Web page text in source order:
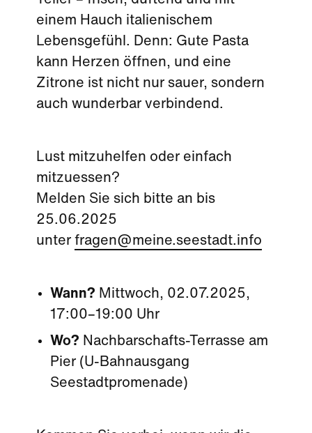
einem Hauch italienischem
Lebensgefühl. Denn: Gute Pasta
kann Herzen öffnen, und eine
Zitrone ist nicht nur sauer, sondern
auch wunderbar verbindend.
Lust mitzuhelfen oder einfach
mitzuessen?
Melden Sie sich bitte an bis
25.06.2025
unter fragen@meine.seestadt.info
Wann? Mittwoch, 02.07.2025,
17:00–19:00 Uhr
Wo? Nachbarschafts-Terrasse am
Pier (U-Bahnausgang
Seestadtpromenade)